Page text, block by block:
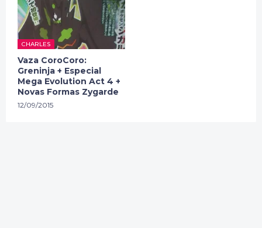
CHARLES
Vaza CoroCoro:
Greninja + Especial
Mega Evolution Act 4 +
Novas Formas Zygarde
12/09/2015